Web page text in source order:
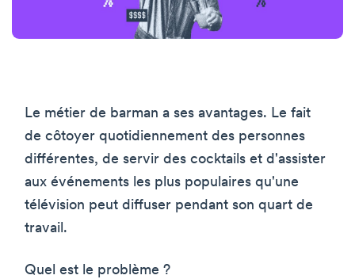
Le métier de barman a ses avantages. Le fait
de côtoyer quotidiennement des personnes
différentes, de servir des cocktails et d'assister
aux événements les plus populaires qu'une
télévision peut diffuser pendant son quart de
travail.
Quel est le problème ?